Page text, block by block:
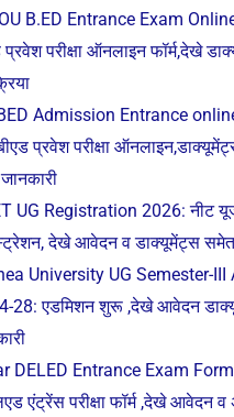
B.ED Entrance Exam
प्रवेश परीक्षा ऑनलाइन फॉर्म,देखे
Admission Entrance
प्रवेश परीक्षा
UG Registration 2026: नीट
देखे आवेदन व डाक्यूमेंट्स समेत
University UG Semester-
28: एडमिशन शुरू ,देखे आवेदन
DELED Entrance Exam Form
एंट्रेंस परीक्षा फॉर्म ,देखे आवेदन